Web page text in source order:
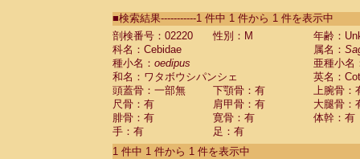
CebidaeSaguinus labiatus(0)
Cebidae Saguinus leucopus (0)
Cebidae
Cebidae
CebidaeSaguinus nigricollis (0)
Cebidae Saguinus oedipus
Cebidae Saguinus weddelli
Cebidae Saguinusspp.
Cebidae Aotus trivirgatus
Cebidae Cebus albifrons
■検索結果-----------1 件中 1 件から 1 件を表示中
剖検番号：02220
性別：M
年齢：
科名：Cebidae
属名：
種小名： oedipus
亜種小名
和名：ワタボウシパンシェ
英名：
頭蓋骨：一部無
下顎骨：有
上腕骨：
尺骨：有
肩甲骨：有
大腿骨：
腓骨：有
寛骨：有
体幹：有
手：有
足：有
1 件中 1 件から 1 件を表示中